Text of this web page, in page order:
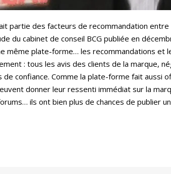
partie des facteurs de recommandation
du cabinet de conseil BCG publiée en
même plate-forme… les recommandations et
: tous les avis des clients de la marque,
confiance. Comme la plate-forme fait aussi
donner leur ressenti immédiat sur la
ils ont bien plus de chances de publier